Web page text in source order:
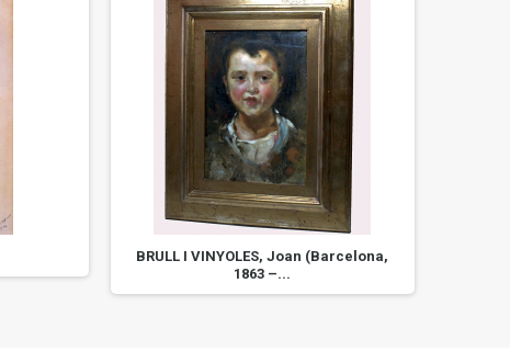
BRULL I VINYOLES, Joan (Barcelona,
1863 –...